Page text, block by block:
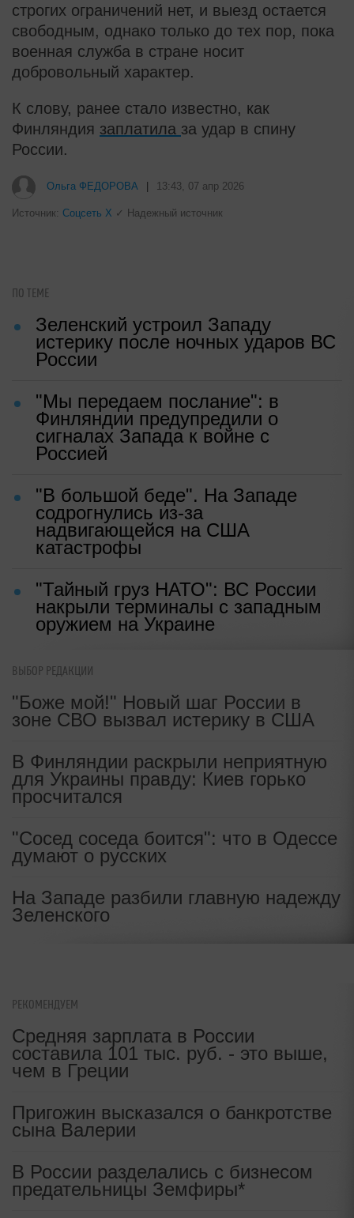
строгих ограничений нет, и выезд остается
свободным, однако только до тех пор, пока
военная служба в стране носит
добровольный характер.
К слову, ранее стало известно, как
Финляндия заплатила за удар в спину
России.
Ольга ФЕДОРОВА 13:43, 07 апр 2026
Источник: Соцсеть Х ✓ Надежный источник
ПО ТЕМЕ
Зеленский устроил Западу
истерику после ночных ударов ВС
России
"Мы передаем послание": в
Финляндии предупредили о
сигналах Запада к войне с
Россией
"В большой беде". На Западе
содрогнулись из-за
надвигающейся на США
катастрофы
"Тайный груз НАТО": ВС России
накрыли терминалы с западным
оружием на Украине
ВЫБОР РЕДАКЦИИ
"Боже мой!" Новый шаг России в
зоне СВО вызвал истерику в США
В Финляндии раскрыли неприятную
для Украины правду: Киев горько
просчитался
"Сосед соседа боится": что в Одессе
думают о русских
На Западе разбили главную надежду
Зеленского
РЕКОМЕНДУЕМ
Средняя зарплата в России
составила 101 тыс. руб. - это выше,
чем в Греции
Пригожин высказался о банкротстве
сына Валерии
В России разделались с бизнесом
предательницы Земфиры*